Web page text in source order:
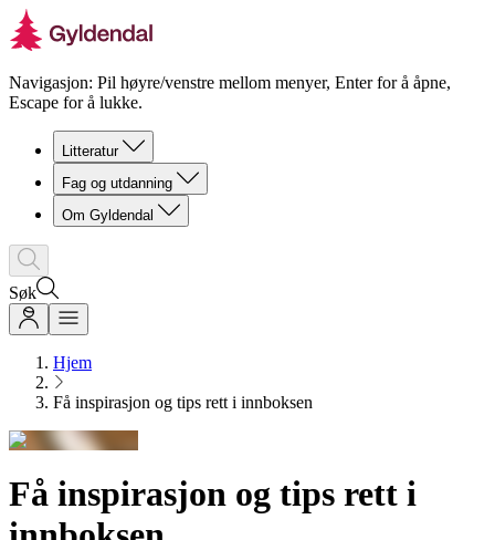
Navigasjon: Pil høyre/venstre mellom menyer, Enter for å åpne,
Escape for å lukke.
Litteratur
Fag og utdanning
Om Gyldendal
Søk
Hjem
Få inspirasjon og tips rett i innboksen
Få inspirasjon og tips rett i